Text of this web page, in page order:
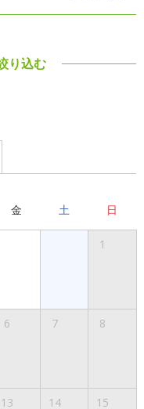
り込む
金 土 日
1
6 7 8
13 14 15